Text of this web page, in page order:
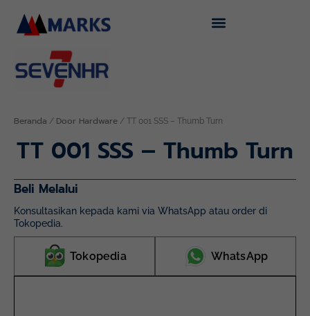
konten
Beranda / Door Hardware / TT 001 SSS – Thumb Turn
TT 001 SSS – Thumb Turn
Beli Melalui
Konsultasikan kepada kami via WhatsApp atau order di
Tokopedia.
Tokopedia WhatsApp